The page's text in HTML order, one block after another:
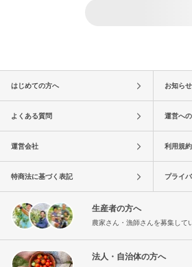
はじめての方へ お知らせ
よくある質問 運営へ
運営会社 利用規約
特商法に基づく表記 プライ
生産者の方へ
農家さん・漁師さんを募集して
法人・自治体の方へ